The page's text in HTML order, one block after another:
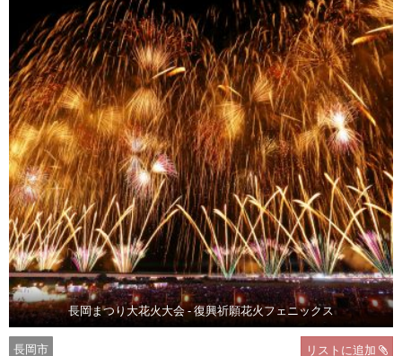
長岡まつり大花火大会 - 復興祈願花火フェニックス
長岡市 リストに追加